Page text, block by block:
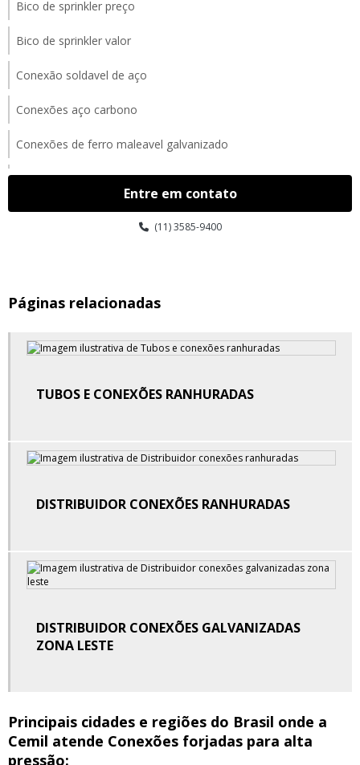
Bico de sprinkler preço
Bico de sprinkler valor
Conexão soldavel de aço
Conexões aço carbono
Conexões de ferro maleavel galvanizado
Conexões ferro fundido
Conexões ferro maleavel
Conexões galvanizadas fabricante tupy
Conexões galvanizadas preço
Conexões galvanizadas tupy
Conexões para solda
Conexões soldaveis em aço carbono
Conexões tipo grooved
Conexões tupy distribuidora
Distribuidor conexões ranhuradas
Entre em contato
(11) 3585-9400
Páginas relacionadas
TUBOS E CONEXÕES RANHURADAS
DISTRIBUIDOR CONEXÕES RANHURADAS
DISTRIBUIDOR CONEXÕES GALVANIZADAS
ZONA LESTE
Principais cidades e regiões do Brasil onde a
Cemil atende Conexões forjadas para alta
pressão: